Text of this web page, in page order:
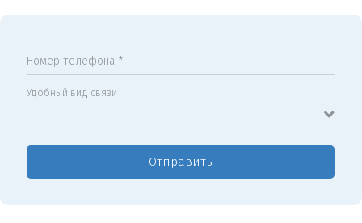
Номер телефона *
Удобный вид связи
Отправить